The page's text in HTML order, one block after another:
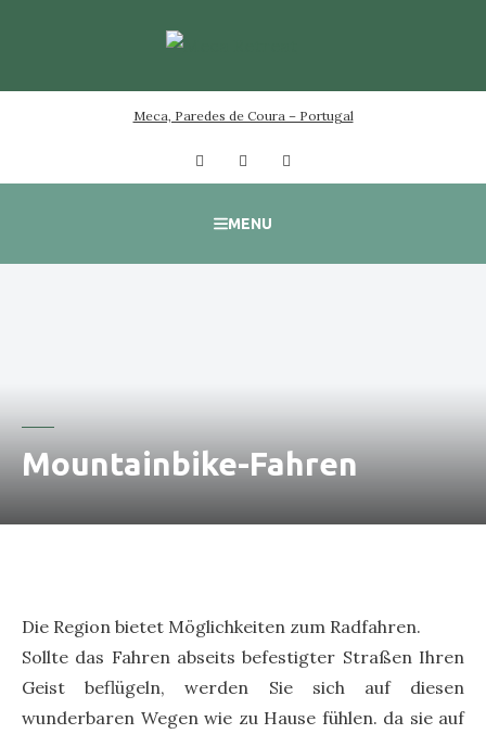
Meca, Paredes de Coura – Portugal
FacebookInstagram
MENU
Mountainbike-Fahren
Die Region bietet Möglichkeiten zum Radfahren.
Sollte das Fahren abseits befestigter Straßen Ihren
Geist beflügeln, werden Sie sich auf diesen
wunderbaren Wegen wie zu Hause fühlen. da sie auf